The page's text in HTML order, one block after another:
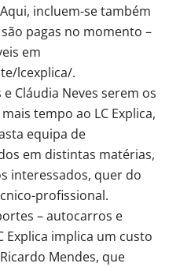
incluem-se também
pagas no momento –
em
lcexplica/.
Cláudia Neves serem os
tempo ao LC Explica,
equipa de
em distintas matérias,
interessados, quer do
profissional.
– autocarros e
Explica implica um custo
Mendes, que